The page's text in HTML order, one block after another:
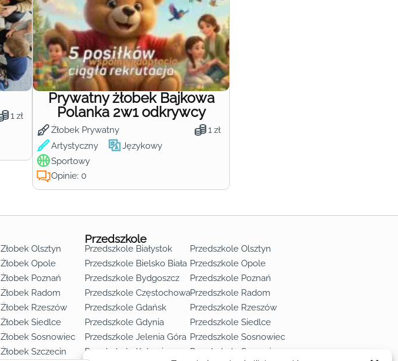
1 zł
Prywatny żłobek Bajkowa
Polanka 2w1 odkrywcy
Żłobek Prywatny 1 zł
Artystyczny
Językowy
Sportowy
Opinie: 0
Żłobek Olsztyn
Żłobek Opole
Żłobek Poznań
Żłobek Radom
Żłobek Rzeszów
Żłobek Siedlce
Żłobek Sosnowiec
Żłobek Szczecin
Przedszkole
Przedszkole Białystok
Przedszkole Bielsko Biała
Przedszkole Bydgoszcz
Przedszkole Częstochowa
Przedszkole Gdańsk
Przedszkole Gdynia
Przedszkole Jelenia Góra
Przedszkole Katowice
Przedszkole Olsztyn
Przedszkole Opole
Przedszkole Poznań
Przedszkole Radom
Przedszkole Rzeszów
Przedszkole Siedlce
Przedszkole Sosnowiec
Przedszkole Szczecin